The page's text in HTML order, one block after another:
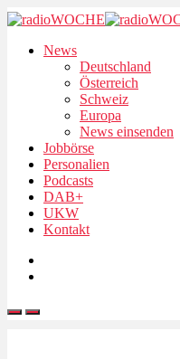
News
Deutschland
Österreich
Schweiz
Europa
News einsenden
Jobbörse
Personalien
Podcasts
DAB+
UKW
Kontakt